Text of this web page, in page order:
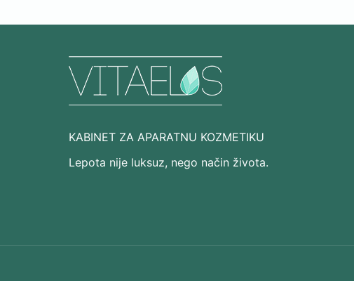
KABINET ZA APARATNU KOZMETIKU
Lepota nije luksuz, nego način života.